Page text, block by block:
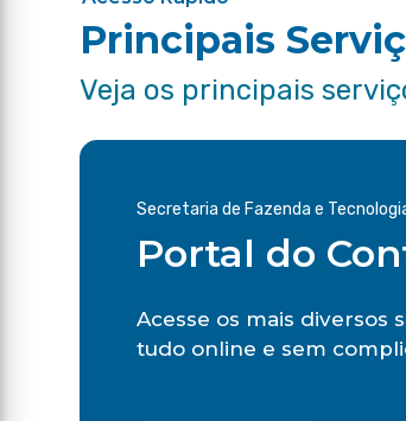
Principais
Veja os principais
Secretaria de Fazenda e
Portal do
Acesse os mais diversos
tudo online e sem